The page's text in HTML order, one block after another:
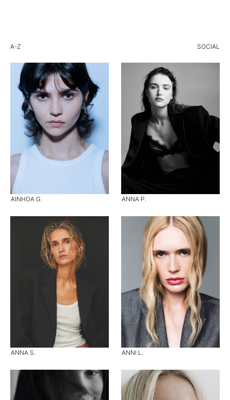
A-Z SOCIAL
AINHOA G. ANNA P.
ANNA S. ANNI L.